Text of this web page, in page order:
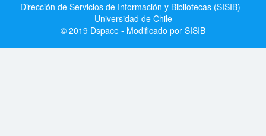
Dirección de Servicios de Información y Bibliotecas (SISIB) -
Universidad de Chile
© 2019 Dspace - Modificado por SISIB